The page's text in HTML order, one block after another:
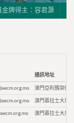
金牌得主：容君灝
通訊地址
澳門亞利鴉架街9
澳門慕拉士大馬
澳門慕拉士大馬